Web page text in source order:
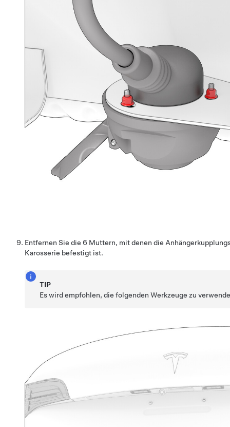
Entfernen Sie die 6 Muttern, mit denen die
Karosserie befestigt ist.
TIP
Es wird empfohlen, die folgenden Werkzeuge zu